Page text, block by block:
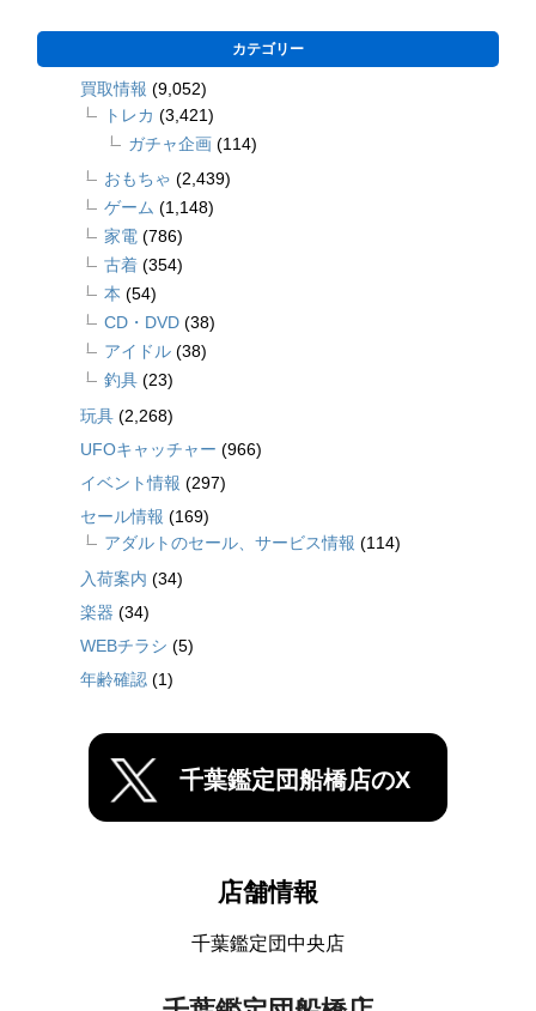
カテゴリー
買取情報 (9,052)
トレカ (3,421)
ガチャ企画 (114)
おもちゃ (2,439)
ゲーム (1,148)
家電 (786)
古着 (354)
本 (54)
CD・DVD (38)
アイドル (38)
釣具 (23)
玩具 (2,268)
UFOキャッチャー (966)
イベント情報 (297)
セール情報 (169)
アダルトのセール、サービス情報 (114)
入荷案内 (34)
楽器 (34)
WEBチラシ (5)
年齢確認 (1)
千葉鑑定団船橋店のX
店舗情報
千葉鑑定団中央店